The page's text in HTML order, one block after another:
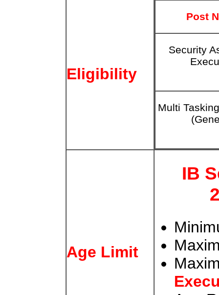
Eligibility
Post
Security
Multi
Age Limit
IB